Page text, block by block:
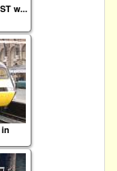
w...
in